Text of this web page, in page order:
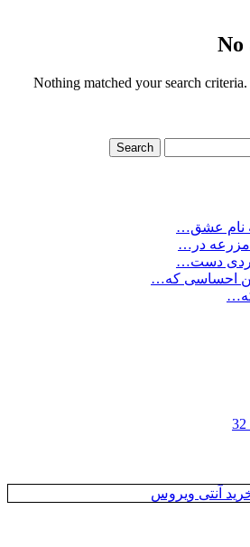
No
Nothing matched your search
نام عشق…
مزرعه در…
دست…
احساسی که…
آنتی ویروس